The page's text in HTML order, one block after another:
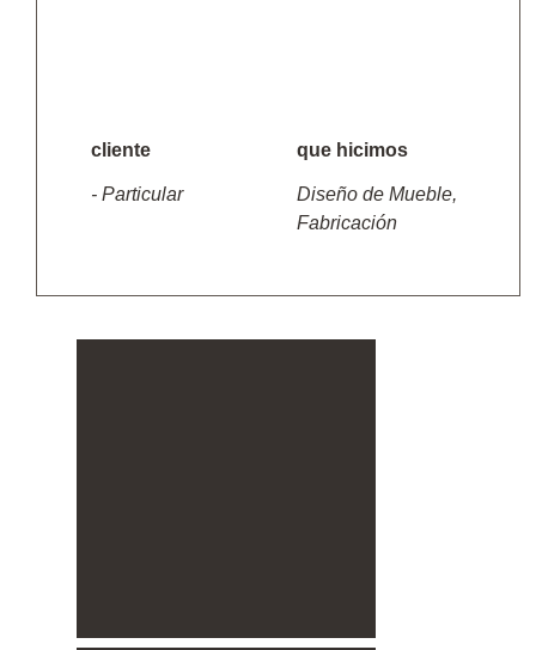
cliente
- Particular
que hicimos
Diseño de Mueble,
Fabricación